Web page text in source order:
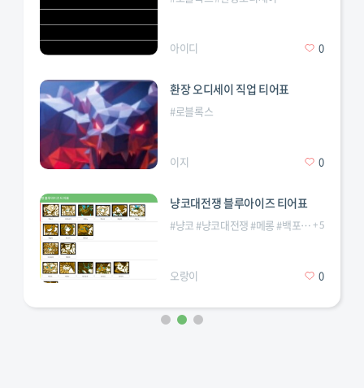
아이디 0
환장 오디세이 직업 티어표
#로블록스
이지 0
냥코대전쟁 블루아이즈 티어표
#냥코#냥코대전쟁#메롱#백포노흑포노 +5
오랑이 0